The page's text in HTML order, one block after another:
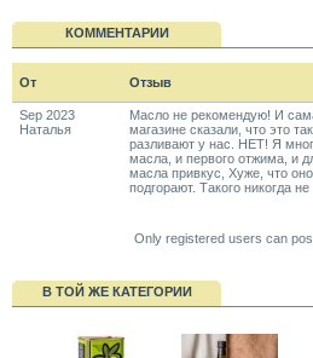
КОММЕНТАРИИ
От Отзыв
Sep 2023
Наталья
Масло не рекомендую! И
магазине сказали, что это
разливают у нас. НЕТ! Я
масла, и первого отжима, и
масла привкус, Хуже, что
подгорают. Такого никогда
Only registered users can
В ТОЙ ЖЕ КАТЕГОРИИ